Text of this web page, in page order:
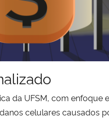
da UFSM, com
celulares causados